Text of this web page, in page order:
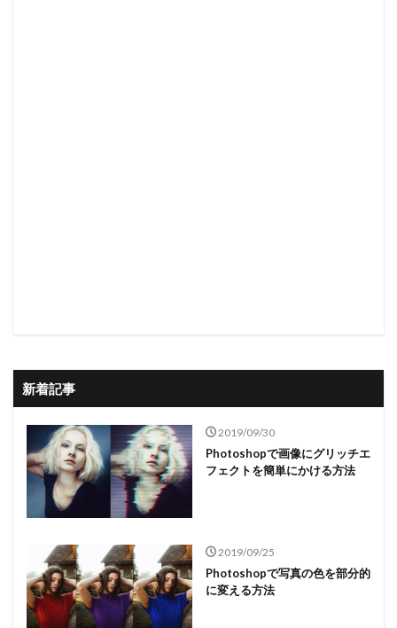
新着記事
2019/09/30
Photoshopで画像にグリッチエ
フェクトを簡単にかける方法
2019/09/25
Photoshopで写真の色を部分的
に変える方法